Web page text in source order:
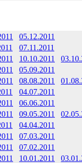
05.12.2011
07.11.2011
10.10.2011
05.09.2011
08.08.2011
04.07.2011
06.06.2011
09.05.2011
04.04.2011
07.03.2011
07.02.2011
10.01.2011